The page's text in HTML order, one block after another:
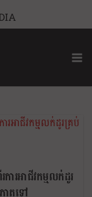
រអាជីវកម្មលក់ដូរ